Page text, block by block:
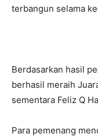
terbangun selama
Berdasarkan hasil
berhasil meraih
sementara Feliz Q
Para pemenang